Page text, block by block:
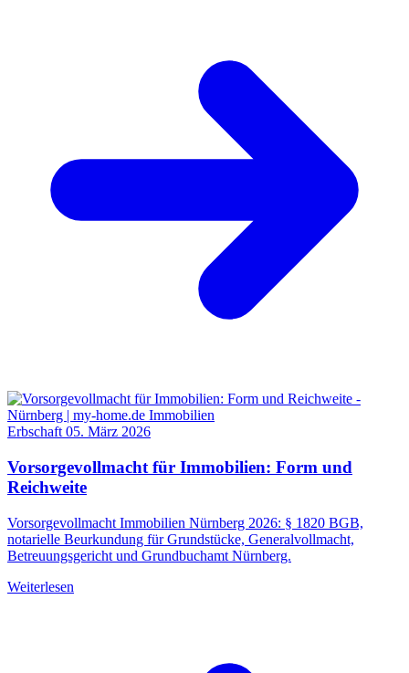
Erbschaft 05. März 2026
Vorsorgevollmacht für Immobilien: Form und
Reichweite
Vorsorgevollmacht Immobilien Nürnberg 2026: § 1820 BGB,
notarielle Beurkundung für Grundstücke, Generalvollmacht,
Betreuungsgericht und Grundbuchamt Nürnberg.
Weiterlesen